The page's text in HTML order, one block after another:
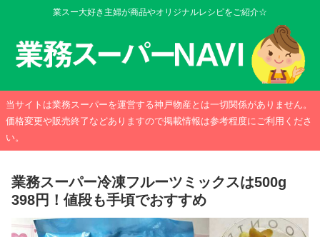
業スー大好き主婦が商品やオリジナルレシピをご紹介☆
当サイトは業務スーパーを運営する神戸物産とは一切関係がありません。
価格変更や販売終了などありますので掲載情報は参考程度にご利用くださ
い。
業務スーパー冷凍フルーツミックスは500g
398円！値段も手頃でおすすめ